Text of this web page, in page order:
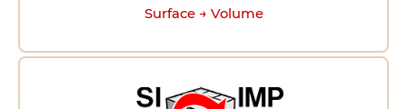
Surface → Volume